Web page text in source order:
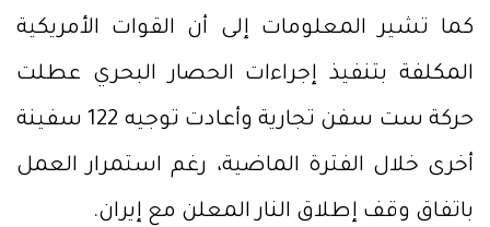
كما تشير المعلومات إلى أن القوات الأمريكية
المكلفة بتنفيذ إجراءات الحصار البحري عطلت
حركة ست سفن تجارية وأعادت توجيه 122 سفينة
أخرى خلال الفترة الماضية، رغم استمرار العمل
باتفاق وقف إطلاق النار المعلن مع إيران.